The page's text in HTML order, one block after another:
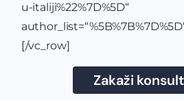
u-italiji%22%7D%5D“
[/vc_row]
Zakaži